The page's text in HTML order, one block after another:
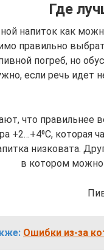
Где
напиток как
правильно
погреб, но
если речь идет
что правильнее
+2…+4⁰С, которая
низковата.
в котором можно
Ошибки из-за